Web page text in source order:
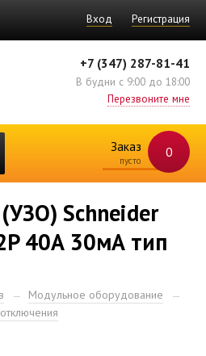
Вход Регистрация
+7 (347) 287-81-41
В будни с 9:00 до 18:00
Перезвоните мне
Заказ 0
пусто
Schneider
40А 30мА тип
Модульное оборудование